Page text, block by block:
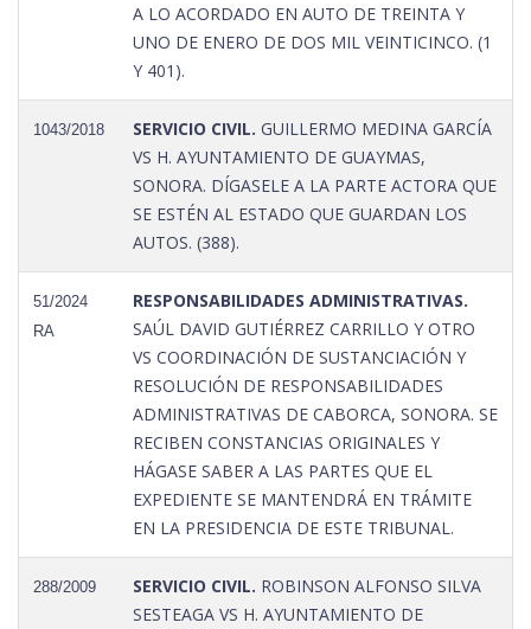
A LO ACORDADO EN AUTO DE TREINTA Y
UNO DE ENERO DE DOS MIL VEINTICINCO. (1
Y 401).
1043/2018 SERVICIO CIVIL. GUILLERMO MEDINA GARCÍA
VS H. AYUNTAMIENTO DE GUAYMAS,
SONORA. DÍGASELE A LA PARTE ACTORA QUE
SE ESTÉN AL ESTADO QUE GUARDAN LOS
AUTOS. (388).
51/2024
RA
RESPONSABILIDADES ADMINISTRATIVAS.
SAÚL DAVID GUTIÉRREZ CARRILLO Y OTRO
VS COORDINACIÓN DE SUSTANCIACIÓN Y
RESOLUCIÓN DE RESPONSABILIDADES
ADMINISTRATIVAS DE CABORCA, SONORA. SE
RECIBEN CONSTANCIAS ORIGINALES Y
HÁGASE SABER A LAS PARTES QUE EL
EXPEDIENTE SE MANTENDRÁ EN TRÁMITE
EN LA PRESIDENCIA DE ESTE TRIBUNAL.
288/2009 SERVICIO CIVIL. ROBINSON ALFONSO SILVA
SESTEAGA VS H. AYUNTAMIENTO DE